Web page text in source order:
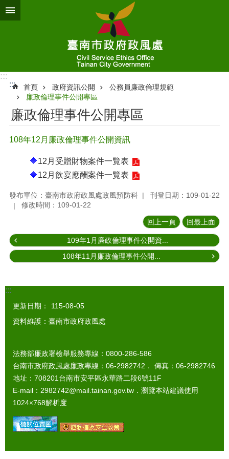
跳到主要內容區塊
:::
:::
首頁 政府資訊公開
公務員廉政倫理規範
廉政倫理事件公開專區
廉政倫理事件公開專區
108年12月廉政倫理事件公開資訊
🔷12月受贈財物案件一覽表
🔷12月飲宴應酬案件一覽表
發布單位：臺南市政府政風處政風預防科
刊登日期：109-01-22
修改時間：109-01-22
回上一頁 回最上面
109年1月廉政倫理事件公開資...
108年11月廉政倫理事件公開...
:::
更新日期：
115-08-05
資料維護：臺南市政府政風處
法務部廉政署檢舉服務專線：0800-286-586
台南市政府政風處廉政專線：06-2982742． 傳真：06-2982746
地址：708201台南市安平區永華路二段6號11F
E-mail：2982742@mail.tainan.gov.tw．瀏覽本站建議使用
1024×768解析度